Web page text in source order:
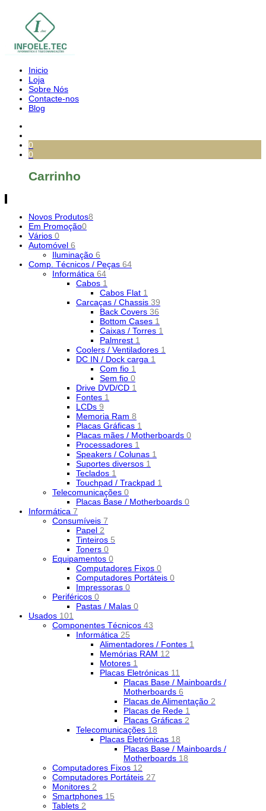
Inicio
Loja
Sobre Nós
Contacte-nos
Blog
0
0
Carrinho
Novos Produtos8
Em Promoção0
Vários 0
Automóvel 6
Iluminação 6
Comp. Técnicos / Peças 64
Informática 64
Cabos 1
Cabos Flat 1
Carcaças / Chassis 39
Back Covers 36
Bottom Cases 1
Caixas / Torres 1
Palmrest 1
Coolers / Ventiladores 1
DC IN / Dock carga 1
Com fio 1
Sem fio 0
Drive DVD/CD 1
Fontes 1
LCDs 9
Memoria Ram 8
Placas Gráficas 1
Placas mães / Motherboards 0
Processadores 1
Speakers / Colunas 1
Suportes diversos 1
Teclados 1
Touchpad / Trackpad 1
Telecomunicações 0
Placas Base / Motherboards 0
Informática 7
Consumíveis 7
Papel 2
Tinteiros 5
Toners 0
Equipamentos 0
Computadores Fixos 0
Computadores Portáteis 0
Impressoras 0
Periféricos 0
Pastas / Malas 0
Usados 101
Componentes Técnicos 43
Informática 25
Alimentadores / Fontes 1
Memórias RAM 12
Motores 1
Placas Eletrónicas 11
Placas Base / Mainboards /
Motherboards 6
Placas de Alimentação 2
Placas de Rede 1
Placas Gráficas 2
Telecomunicações 18
Placas Eletrónicas 18
Placas Base / Mainboards /
Motherboards 18
Computadores Fixos 12
Computadores Portáteis 27
Monitores 2
Smartphones 15
Tablets 2